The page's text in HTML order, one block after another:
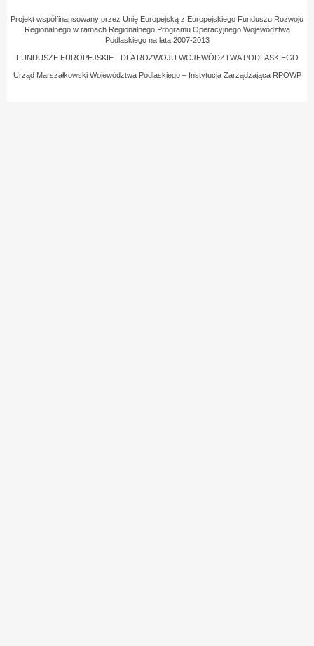
Projekt współfinansowany przez Unię Europejską z Europejskiego Funduszu Rozwoju
Regionalnego w ramach Regionalnego Programu Operacyjnego Województwa
Podlaskiego na lata 2007-2013
FUNDUSZE EUROPEJSKIE - DLA ROZWOJU WOJEWÓDZTWA PODLASKIEGO
Urząd Marszałkowski Województwa Podlaskiego – Instytucja Zarządzająca RPOWP